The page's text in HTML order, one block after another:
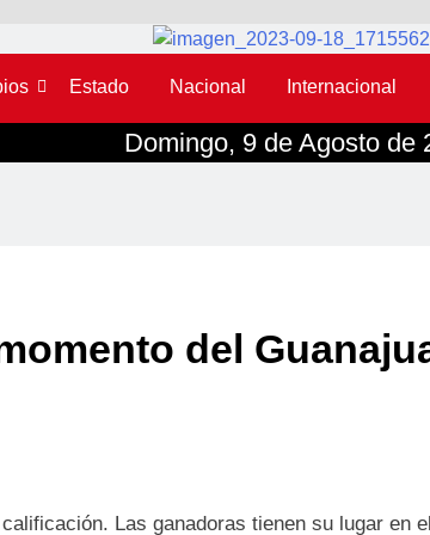
Estado Nacional Internacional
Domingo, 9 de Agosto de
del
Las ganadoras tienen su lugar en